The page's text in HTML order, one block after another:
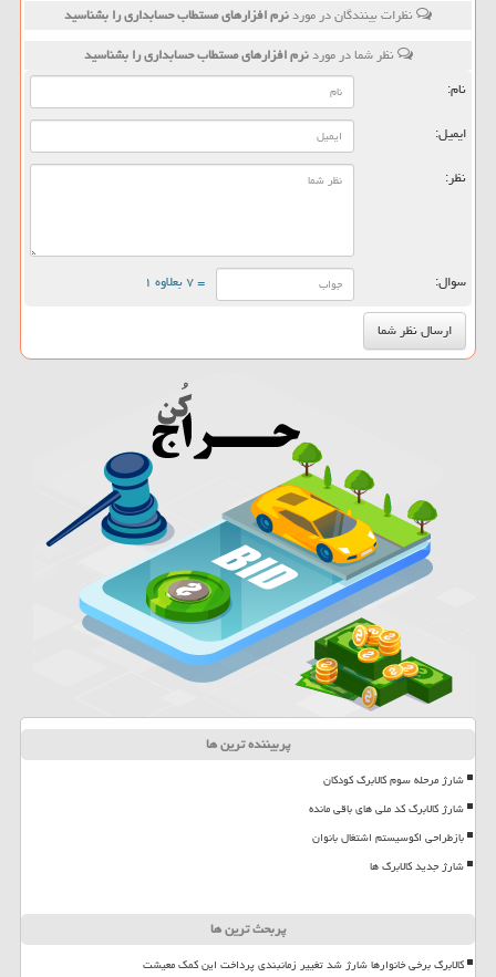
نظرات بینندگان در موردنرم افزارهای مستطاب حسابداری را بشناسید
نظر شما در موردنرم افزارهای مستطاب حسابداری را بشناسید
نام:
ایمیل:
نظر:
سوال: = ۷ بعلاوه ۱
پربیننده ترین ها
شارژ مرحله سوم کالابرگ کودکان
شارژ کالابرگ کد ملی های باقی مانده
بازطراحی اکوسیستم اشتغال بانوان
شارژ جدید کالابرگ ها
پربحث ترین ها
کالابرگ برخی خانوارها شارژ شد تغییر زمانبندی پرداخت این کمک معیشت